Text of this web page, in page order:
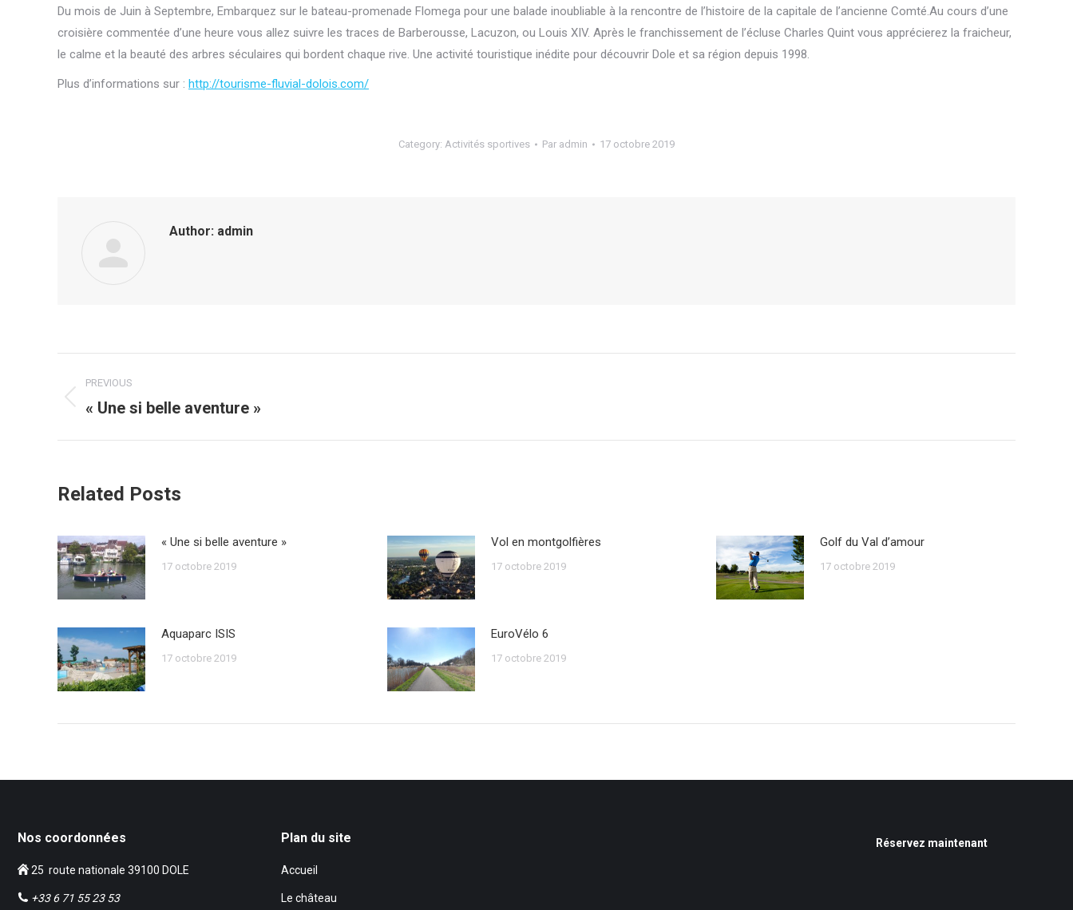
Du mois de Juin à Septembre, Embarquez sur le bateau-promenade Flomega pour une balade inoubliable à la rencontre de l’histoire de la capitale de l’ancienne Comté.Au cours d’une
croisière commentée d’une heure vous allez suivre les traces de Barberousse, Lacuzon, ou Louis XIV. Après le franchissement de l’écluse Charles Quint vous apprécierez la fraicheur,
le calme et la beauté des arbres séculaires qui bordent chaque rive. Une activité touristique inédite pour découvrir Dole et sa région depuis 1998.
Plus d’informations sur : http://tourisme-fluvial-dolois.com/
Category: Activités sportives Par admin 17 octobre 2019
Author: admin
navigation
PREVIOUS
Previous
« Une si belle aventure »
Related Posts
« Une si belle aventure »
17 octobre 2019
Vol en montgolfières
17 octobre 2019
Golf du Val d’amour
17 octobre 2019
Aquaparc ISIS
17 octobre 2019
EuroVélo 6
17 octobre 2019
Nos coordonnées
25 route nationale 39100 DOLE
+33 6 71 55 23 53
Plan du site
Accueil
Le château
Réservez maintenant